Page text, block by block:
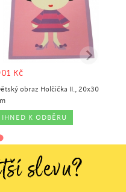
Kč
obraz Holčička II., 20x30
IHNED K ODBĚRU
slevu?